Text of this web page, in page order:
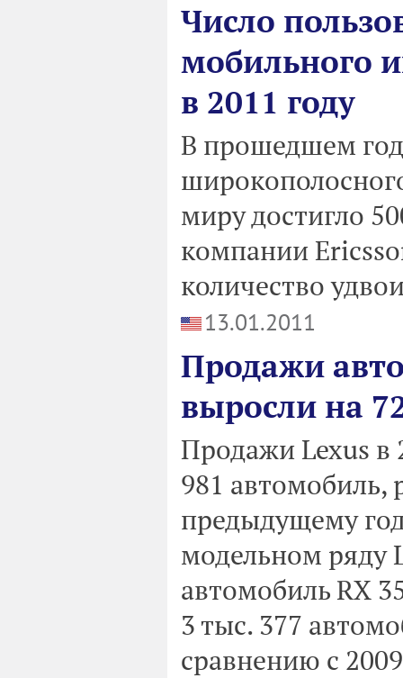
Число
мобильного
в 2011 году
В прошедшем
миру достигло
компании
количество
13.01.2011
Продажи
выросли на
Продажи Lexus в
981
предыдущему
модельном ряду
автомобиль RX
3 тыс. 377
сравнению с